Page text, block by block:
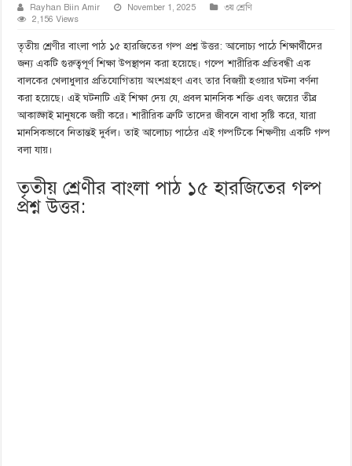
Rayhan Biin Amir November 1, 2025
৩য় শ্রেণি
2,156 Views
তৃতীয় শ্রেণীর বাংলা পাঠ ১৫ হারজিতের গল্প প্রশ্ন উত্তর: আলোচ্য পাঠে শিক্ষার্থীদের
জন্য একটি গুরুত্বপূর্ণ শিক্ষা উপস্থাপন করা হয়েছে। গল্পে শারীরিক প্রতিবন্ধী এক
বালকের খেলাধুলার প্রতিযোগিতায় অংশগ্রহণ এবং তার বিজয়ী হওয়ার ঘটনা বর্ণনা
করা হয়েছে। এই ঘটনাটি এই শিক্ষা দেয় যে, প্রবল মানসিক শক্তি এবং জয়ের তীব্র
আকাঙ্ক্ষাই মানুষকে জয়ী করে। শারীরিক ত্রুটি তাদের জীবনে বাধা সৃষ্টি করে, যারা
মানসিকভাবে নিতান্তই দুর্বল। তাই আলোচ্য পাঠের এই গল্পটিকে শিক্ষণীয় একটি গল্প
বলা যায়।
তৃতীয় শ্রেণীর বাংলা পাঠ ১৫ হারজিতের গল্প
প্রশ্ন উত্তর: